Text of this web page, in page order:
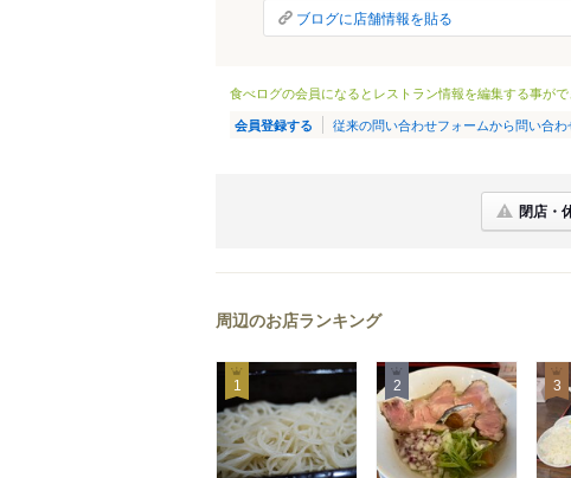
ブログに店舗情報を貼る
食べログの会員になるとレストラン情報を編集する事が
会員登録する 従来の問い合わせフォームから問い合わ
閉店・
周辺のお店ランキング
1 2 3